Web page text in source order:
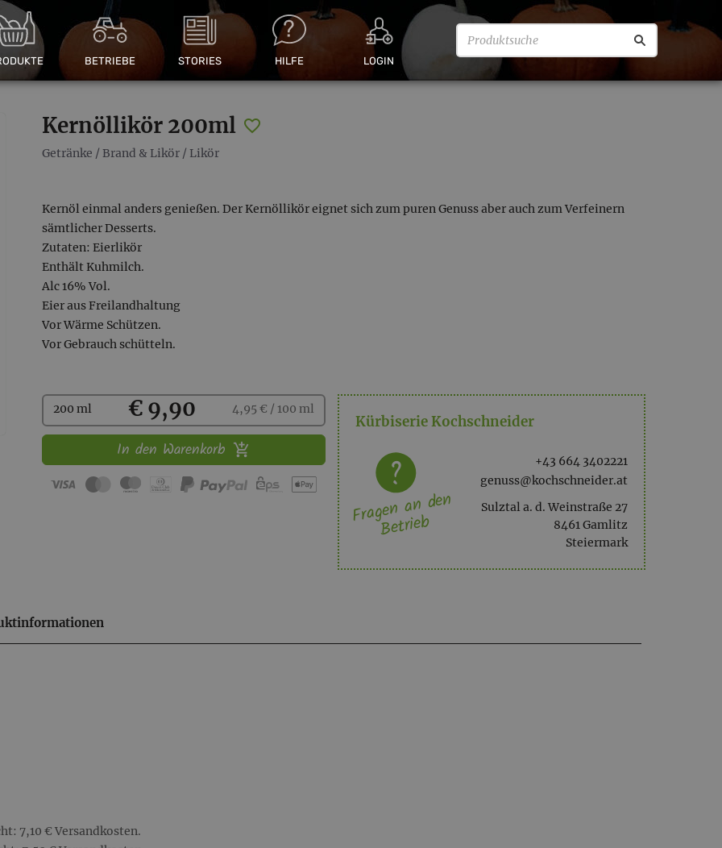
BETRIEBE STORIES HILFE LOGIN
Kernöllikör 200ml
Getränke / Brand & Likör / Likör
Kernöl einmal anders genießen. Der Kernöllikör eignet sich zum puren Genuss aber auch zum Verfeinern
sämtlicher Desserts.
Zutaten: Eierlikör
Enthält Kuhmilch.
Alc 16% Vol.
Eier aus Freilandhaltung
Vor Wärme Schützen.
Vor Gebrauch schütteln.
Kaufen
200 ml € 9,90 4,95 € / 100 ml
In den Warenkorb
Kürbiserie Kochschneider
+43 664 3402221
genuss@kochschneider.at
Sulztal a. d. Weinstraße 27
8461 Gamlitz
Steiermark
Fragen an den
Betrieb
7,10 € Versandkosten.